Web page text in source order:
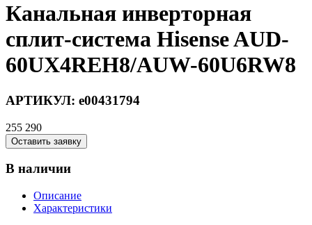
Канальная инверторная
сплит-система Hisense AUD-
60UX4REH8/AUW-60U6RW8
АРТИКУЛ: e00431794
255 290
Оставить заявку
В наличии
Описание
Характеристики